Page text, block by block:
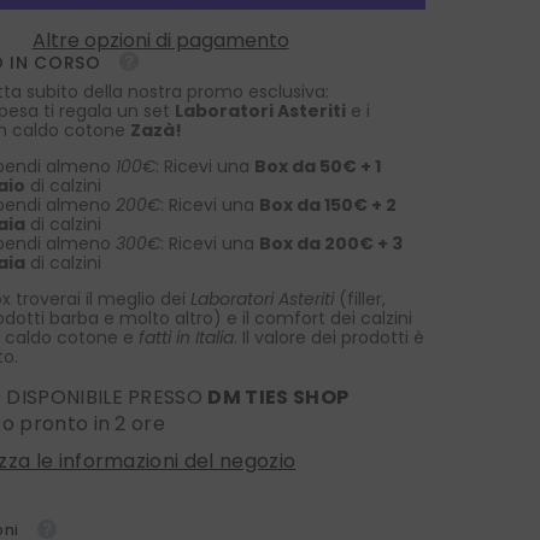
3
TITANIO
seta
jacquard
blu
scuro
Altre opzioni di pagamento
IN CORSO
subito della nostra promo esclusiva:
ti regala un set Laboratori Asteriti e i
caldo cotone Zazà!
almeno 100€: Ricevi una Box da 50€ + 1
di calzini
almeno200€: Ricevi una Box da 150€ + 2
di calzini
almeno 300€: Ricevi una Box da 200€ + 3
di calzini
troverai il meglio dei Laboratori Asteriti (filler,
barba e molto altro) e il comfort dei calzini
caldo cotone e fatti in Italia. Il valore dei prodotti è
DISPONIBILE PRESSO DM TIES SHOP
pronto in 2 ore
le informazioni del negozio